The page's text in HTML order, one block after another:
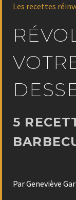
Les recettes
5
Par Geneviève